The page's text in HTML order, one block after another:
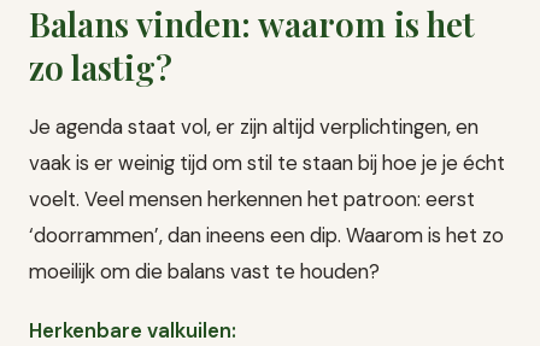
Balans vinden: waarom is het
zo lastig?
Je agenda staat vol, er zijn altijd verplichtingen, en
vaak is er weinig tijd om stil te staan bij hoe je je écht
voelt. Veel mensen herkennen het patroon: eerst
‘doorrammen’, dan ineens een dip. Waarom is het zo
moeilijk om die balans vast te houden?
Herkenbare valkuilen: